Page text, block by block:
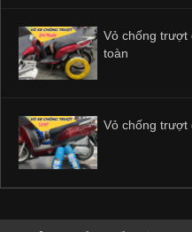
Vỏ chống trượt
toàn
Vỏ chống trượt